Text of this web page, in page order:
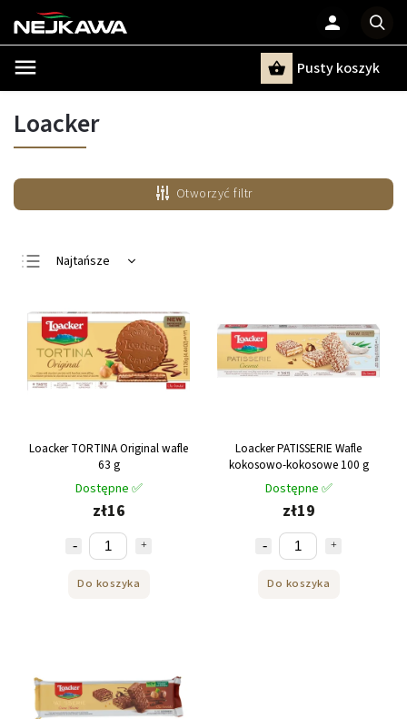
Pusty koszyk
Loacker
Otworzyć filtr
Najtańsze
Najczęściej
sprzedawane
Alfabetycznie
Loacker TORTINA Original wafle
63 g
Dostępne ✅
zł16
Do koszyka
Loacker PATISSERIE Wafle
kokosowo-kokosowe 100 g
Dostępne ✅
zł19
Do koszyka